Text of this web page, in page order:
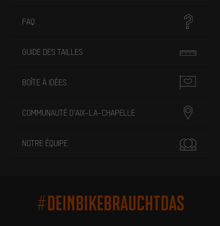
FAQ
GUIDE DES TAILLES
BOÎTE À IDÉES
COMMUNAUTÉ D'AIX-LA-CHAPELLE
NOTRE ÉQUIPE
#DEINBIKEBRAUCHTDAS